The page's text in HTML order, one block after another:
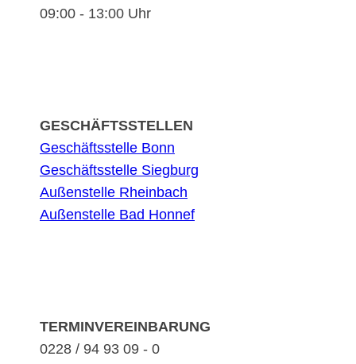
09:00 - 13:00 Uhr
GESCHÄFTSSTELLEN
Geschäftsstelle Bonn
Geschäftsstelle Siegburg
Außenstelle Rheinbach
Außenstelle Bad Honnef
TERMINVEREINBARUNG
0228 / 94 93 09 - 0